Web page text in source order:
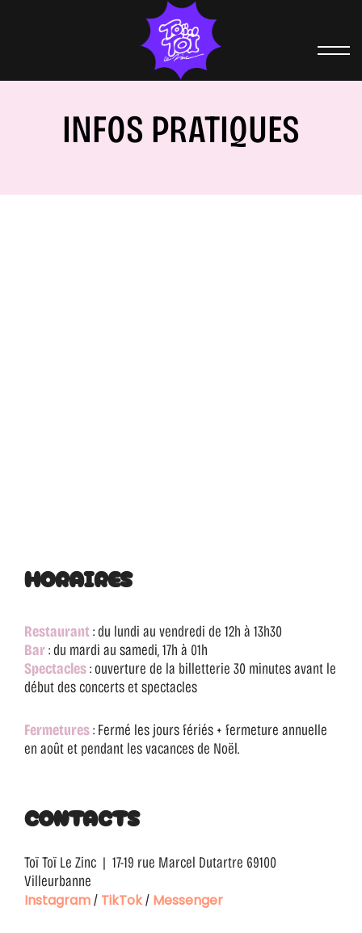
INFOS PRATIQUES
HORAIRES
Restaurant : du lundi au vendredi de 12h à 13h30
Bar: du mardi au samedi, 17h à 01h
Spectacles: ouverture de la billetterie 30 minutes avant le
début des concerts et spectacles
Fermetures: Fermé les jours fériés + fermeture annuelle
en août et pendant les vacances de Noël.
CONTACTS
Toï Toï Le Zinc | 17-19 rue Marcel Dutartre 69100
Villeurbanne
Instagram/ TikTok/ Messenger